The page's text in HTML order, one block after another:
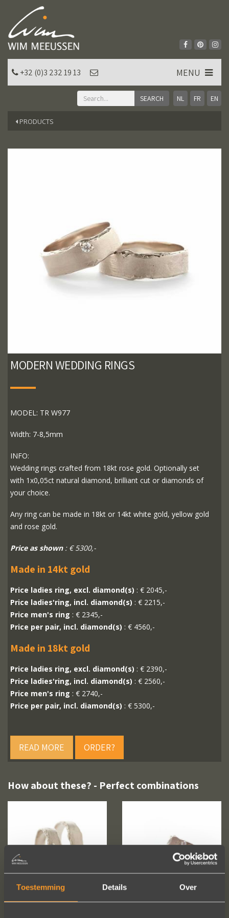
Toestemming Details Over
NL FR EN
+32 (0)3 232 19 13 MENU
PRODUCTS
MODERN WEDDING RINGS
MODEL: TR W977
Width: 7-8,5mm
INFO:
Wedding rings crafted from 18kt rose gold. Optionally set
with 1x0,05ct natural diamond, brilliant cut or diamonds of
your choice.
Any ring can be made in 18kt or 14kt white gold, yellow gold
and rose gold.
Price as shown: € 5300,-
Made in 14kt gold
Price ladies ring, excl. diamond(s) : € 2045,-
Price ladies'ring, incl. diamond(s) : € 2215,-
Price men's ring : € 2345,-
Price per pair, incl. diamond(s) : € 4560,-
Made in 18kt gold
Price ladies ring, excl. diamond(s) : € 2390,-
Price ladies'ring, incl. diamond(s) : € 2560,-
Price men's ring : € 2740,-
Price per pair, incl. diamond(s) : € 5300,-
READ MORE ORDER?
How about these? - Perfect combinations